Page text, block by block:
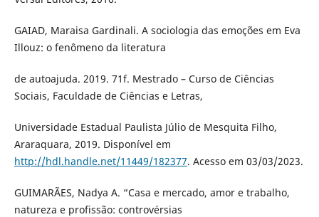
GAIAD, Maraisa Gardinali. A sociologia das emoções em Eva
Illouz: o fenômeno da literatura
de autoajuda. 2019. 71f. Mestrado – Curso de Ciências
Sociais, Faculdade de Ciências e Letras,
Universidade Estadual Paulista Júlio de Mesquita Filho,
Araraquara, 2019. Disponível em
http://hdl.handle.net/11449/182377. Acesso em 03/03/2023.
GUIMARÃES, Nadya A. “Casa e mercado, amor e trabalho,
natureza e profissão: controvérsias